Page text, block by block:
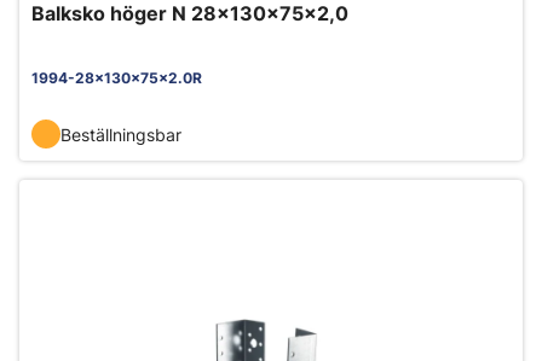
Balksko höger N 28x130x75x2,0
1994-28x130x75x2.0R
Beställningsbar